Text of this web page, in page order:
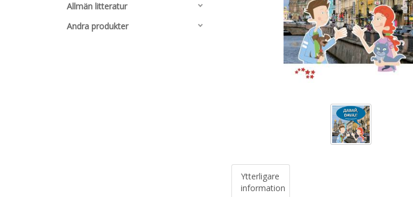
Allmän litteratur
Andra produkter
Ytterligare
information